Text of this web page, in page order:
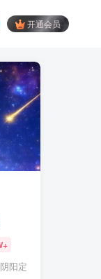
开通会员
阳定